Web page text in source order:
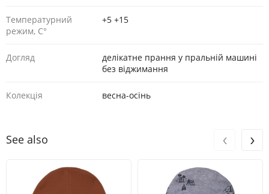
Температурний
режим, С°
+5 +15
Догляд
делікатне прання у пральній машині
без віджимання
Колекція весна-осінь
See also ‹ ›